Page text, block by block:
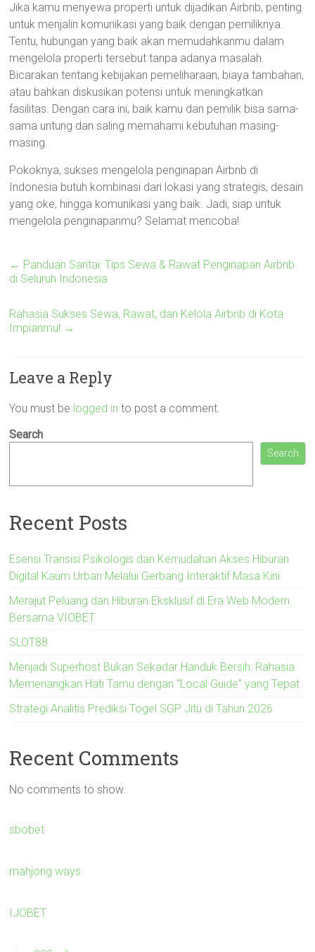
Jika kamu menyewa properti untuk dijadikan Airbnb, penting
untuk menjalin komunikasi yang baik dengan pemiliknya.
Tentu, hubungan yang baik akan memudahkanmu dalam
mengelola properti tersebut tanpa adanya masalah.
Bicarakan tentang kebijakan pemeliharaan, biaya tambahan,
atau bahkan diskusikan potensi untuk meningkatkan
fasilitas. Dengan cara ini, baik kamu dan pemilik bisa sama-
sama untung dan saling memahami kebutuhan masing-
masing.
Pokoknya, sukses mengelola penginapan Airbnb di
Indonesia butuh kombinasi dari lokasi yang strategis, desain
yang oke, hingga komunikasi yang baik. Jadi, siap untuk
mengelola penginapanmu? Selamat mencoba!
← Panduan Santai: Tips Sewa & Rawat Penginapan Airbnb
di Seluruh Indonesia
Rahasia Sukses Sewa, Rawat, dan Kelola Airbnb di Kota
Impianmu! →
Leave a Reply
You must be logged in to post a comment.
Search
Search
Recent Posts
Esensi Transisi Psikologis dan Kemudahan Akses Hiburan
Digital Kaum Urban Melalui Gerbang Interaktif Masa Kini
Merajut Peluang dan Hiburan Eksklusif di Era Web Modern
Bersama VIOBET
SLOT88
Menjadi Superhost Bukan Sekadar Handuk Bersih: Rahasia
Memenangkan Hati Tamu dengan “Local Guide” yang Tepat
Strategi Analitis Prediksi Togel SGP Jitu di Tahun 2026
Recent Comments
No comments to show.
sbobet
mahjong ways
IJOBET